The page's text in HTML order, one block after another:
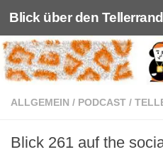
Unter dem Inhalt
Blick über den Tellerrand
ALLGEMEIN / PODCAST /
Blick 261 auf the